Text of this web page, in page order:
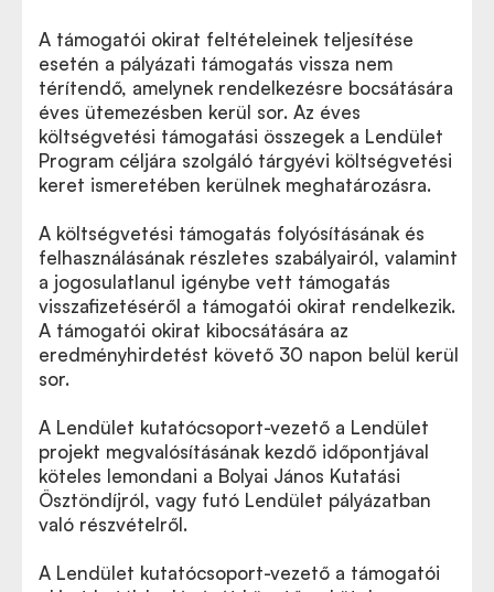
A támogatói okirat feltételeinek teljesítése
esetén a pályázati támogatás vissza nem
térítendő, amelynek rendelkezésre bocsátására
éves ütemezésben kerül sor. Az éves
költségvetési támogatási összegek a Lendület
Program céljára szolgáló tárgyévi költségvetési
keret ismeretében kerülnek meghatározásra.
A költségvetési támogatás folyósításának és
felhasználásának részletes szabályairól, valamint
a jogosulatlanul igénybe vett támogatás
visszafizetéséről a támogatói okirat rendelkezik.
A támogatói okirat kibocsátására az
eredményhirdetést követő 30 napon belül kerül
sor.
A Lendület kutatócsoport-vezető a Lendület
projekt megvalósításának kezdő időpontjával
köteles lemondani a Bolyai János Kutatási
Ösztöndíjról, vagy futó Lendület pályázatban
való részvételről.
A Lendület kutatócsoport-vezető a támogatói